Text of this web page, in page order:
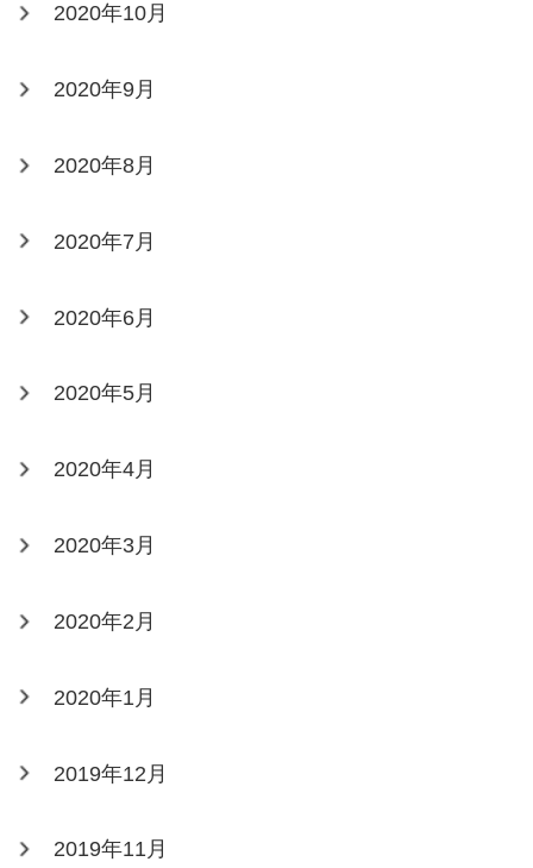
2020年10月
2020年9月
2020年8月
2020年7月
2020年6月
2020年5月
2020年4月
2020年3月
2020年2月
2020年1月
2019年12月
2019年11月